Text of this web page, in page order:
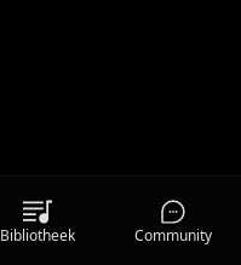
Bibliotheek Community